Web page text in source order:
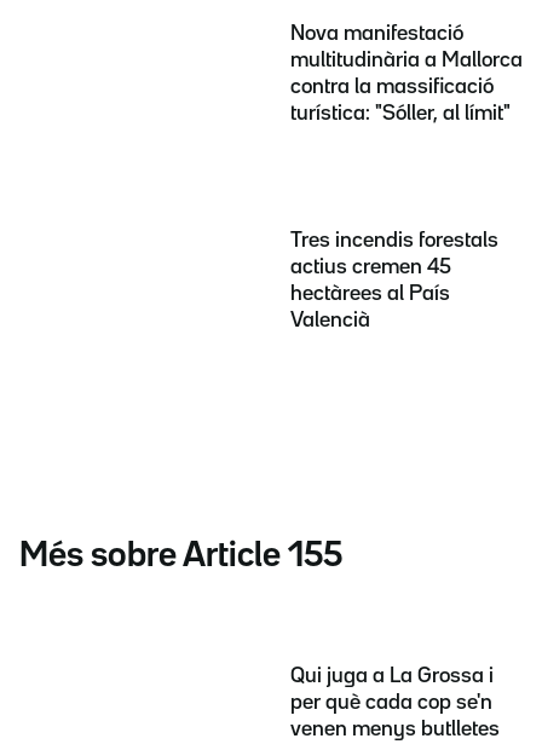
Nova manifestació
multitudinària a Mallorca
contra la massificació
turística: "Sóller, al límit"
Tres incendis forestals
actius cremen 45
hectàrees al País
Valencià
Més sobre Article 155
Qui juga a La Grossa i
per què cada cop se'n
venen menys butlletes